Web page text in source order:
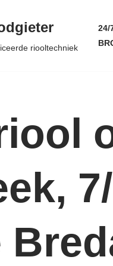
riooltechniek
24/